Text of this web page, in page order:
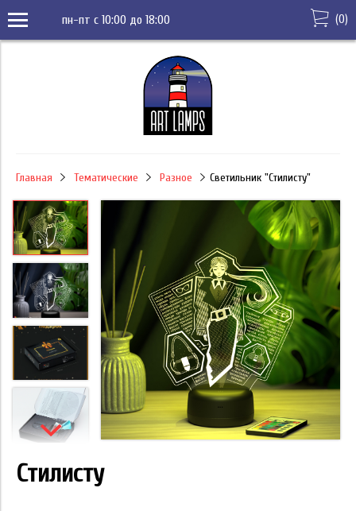
пн-пт с 10:00 до 18:00 (0)
Главная Тематические Разное Светильник "Стилисту"
Стилисту